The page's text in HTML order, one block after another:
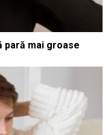
pară mai groase